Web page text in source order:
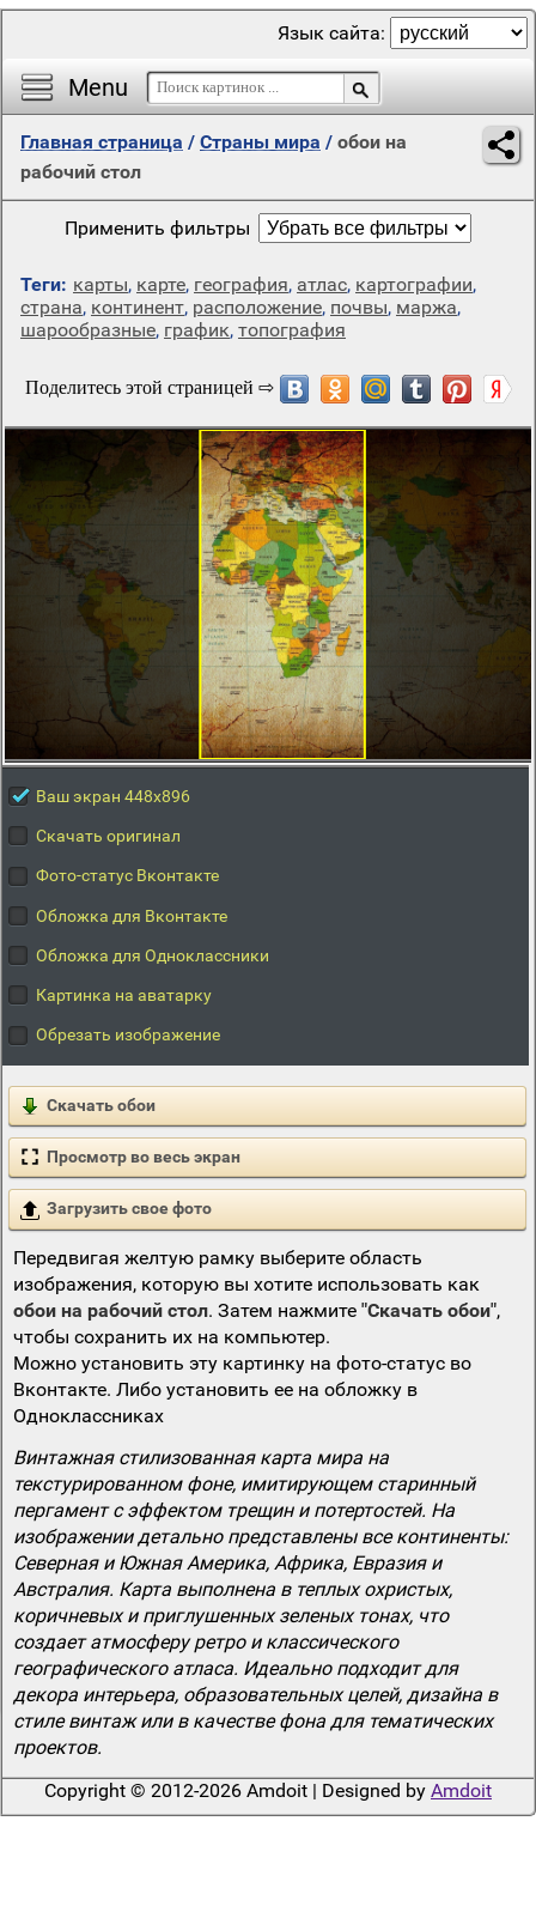
Menu
Язык сайта:
Главная страница / Страны мира / обои на
рабочий стол
Применить фильтры
Теги: карты, карте, география, атлас, картографии,
страна, континент, расположение, почвы, маржа,
шарообразные, график, топография
Ваш экран 448x896
Скачать оригинал
Фото-статус Вконтакте
Обложка для Вконтакте
Обложка для Одноклассники
Картинка на аватарку
Обрезать изображение
Скачать обои
Просмотр во весь экран
Загрузить свое фото
Передвигая желтую рамку выберите область
изображения, которую вы хотите использовать как
обои на рабочий стол. Затем нажмите "Скачать обои",
чтобы сохранить их на компьютер.
Можно установить эту картинку на фото-статус во
Вконтакте. Либо установить ее на обложку в
Одноклассниках
Винтажная стилизованная карта мира на
текстурированном фоне, имитирующем старинный
пергамент с эффектом трещин и потертостей. На
изображении детально представлены все континенты:
Северная и Южная Америка, Африка, Евразия и
Австралия. Карта выполнена в теплых охристых,
коричневых и приглушенных зеленых тонах, что
создает атмосферу ретро и классического
географического атласа. Идеально подходит для
декора интерьера, образовательных целей, дизайна в
стиле винтаж или в качестве фона для тематических
проектов.
Copyright © 2012-2026 Amdoit | Designed by Amdoit